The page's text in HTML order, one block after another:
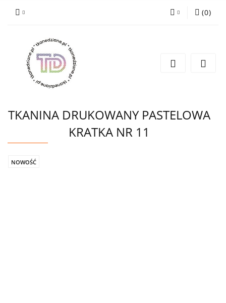
Wyślij e-mail
(0)
TKANINA DRUKOWANY PASTELOWA
KRATKA NR 11
NOWOŚĆ